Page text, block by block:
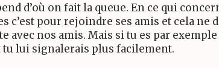
d’où on fait la queue. En ce qui
c’est pour rejoindre ses amis et cela
avec nos amis. Mais si tu es par
tu lui signalerais plus facilement.